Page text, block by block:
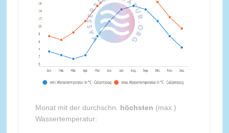
Monat mit der durchschn. höchsten (max.)
Wassertemperatur: